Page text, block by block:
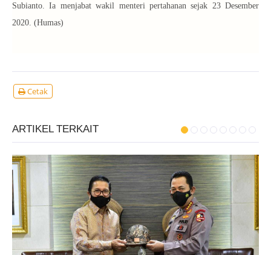
Subianto. Ia menjabat wakil menteri pertahanan sejak 23 Desember
2020. (Humas)
Cetak
ARTIKEL TERKAIT